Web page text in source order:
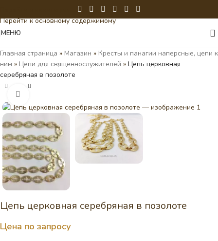
Перейти к основному содержимому
МЕНЮ
Главная страница » Магазин » Кресты и панагии наперсные, цепи к
ним » Цепи для священнослужителей » Цепь церковная
серебряная в позолоте
Цепь церковная серебряная в позолоте
Цена по запросу